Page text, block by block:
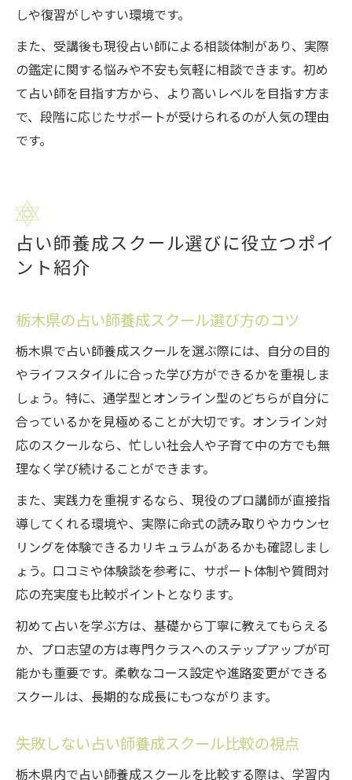
しや復習がしやすい環境です。
また、受講後も現役占い師による相談体制があり、実際
の鑑定に関する悩みや不安も気軽に相談できます。初め
て占い師を目指す方から、より高いレベルを目指す方ま
で、段階に応じたサポートが受けられるのが人気の理由
です。
占い師養成スクール選びに役立つポイ
ント紹介
栃木県の占い師養成スクール選び方のコツ
栃木県で占い師養成スクールを選ぶ際には、自分の目的
やライフスタイルに合った学び方ができるかを重視しま
しょう。特に、通学型とオンライン型のどちらが自分に
合っているかを見極めることが大切です。オンライン対
応のスクールなら、忙しい社会人や子育て中の方でも無
理なく学び続けることができます。
また、実践力を重視するなら、現役のプロ講師が直接指
導してくれる環境や、実際に命式の読み取りやカウンセ
リングを体験できるカリキュラムがあるかも確認しまし
ょう。口コミや体験談を参考に、サポート体制や質問対
応の充実度も比較ポイントとなります。
初めて占いを学ぶ方は、基礎から丁寧に教えてもらえる
か、プロ志望の方は専門クラスへのステップアップが可
能かも重要です。柔軟なコース設定や進路変更ができる
スクールは、長期的な成長にもつながります。
失敗しない占い師養成スクール比較の視点
栃木県内で占い師養成スクールを比較する際は、学習内